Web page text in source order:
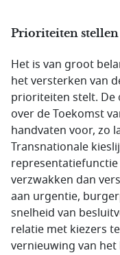
Prioriteiten stellen
Het is van groot
het versterken van
prioriteiten stelt. De
over de Toekomst
handvaten voor, zo
Transnationale
verzwakken dan
aan urgentie,
snelheid van
relatie met kiezers
vernieuwing van het